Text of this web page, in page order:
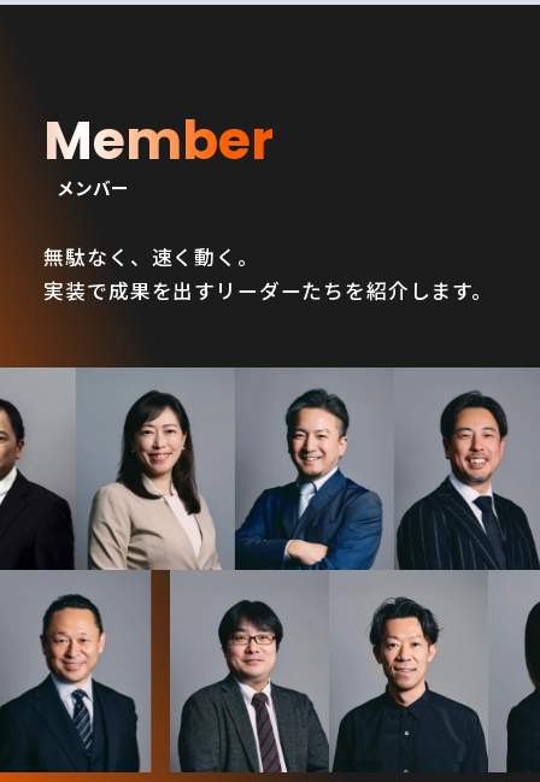
Member
メンバー
無駄なく、速く動く。
実装で成果を出すリーダーたちを紹介します。